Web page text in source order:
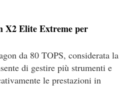
X2 Elite Extreme per
da 80 TOPS, considerata la
di gestire più strumenti e
le prestazioni in